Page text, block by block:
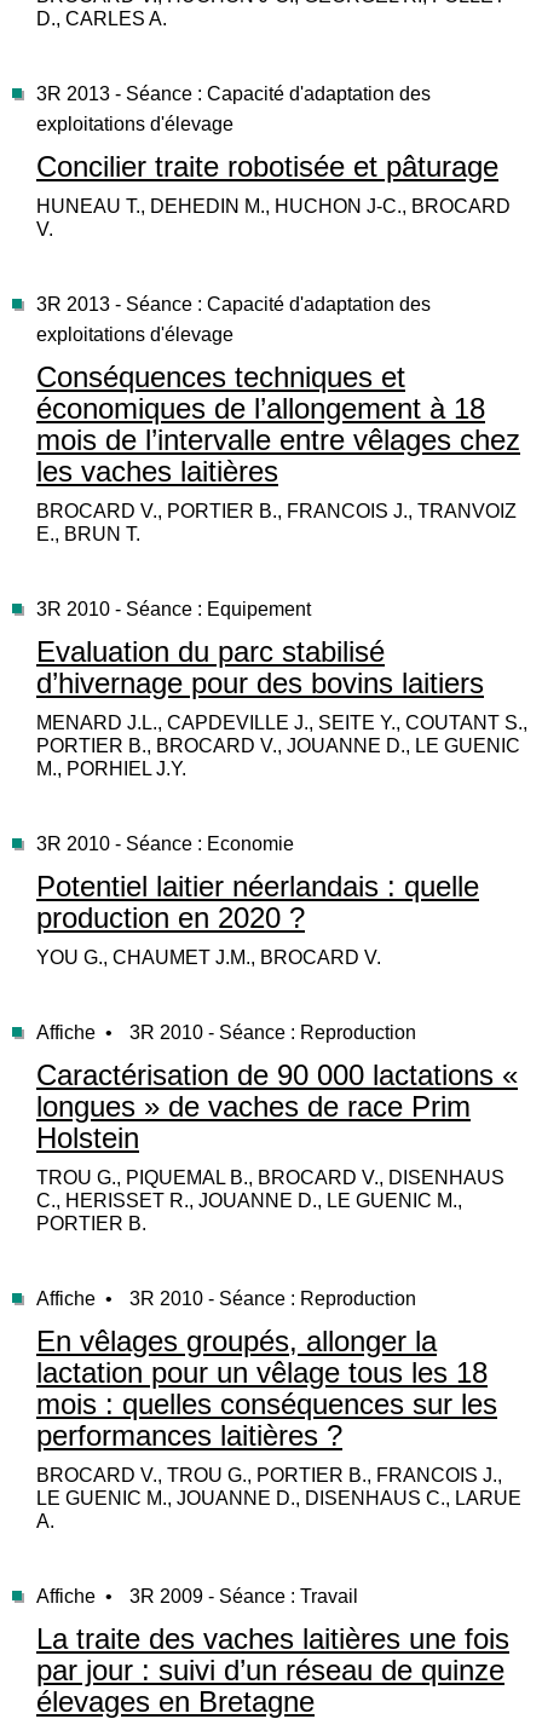
D., CARLES A.
3R 2013 - Séance : Capacité d'adaptation des
exploitations d'élevage
Concilier traite robotisée et pâturage
HUNEAU T., DEHEDIN M., HUCHON J-C., BROCARD
V.
3R 2013 - Séance : Capacité d'adaptation des
exploitations d'élevage
Conséquences techniques et
économiques de l’allongement à 18
mois de l’intervalle entre vêlages chez
les vaches laitières
BROCARD V., PORTIER B., FRANCOIS J., TRANVOIZ
E., BRUN T.
3R 2010 - Séance : Equipement
Evaluation du parc stabilisé
d’hivernage pour des bovins laitiers
MENARD J.L., CAPDEVILLE J., SEITE Y., COUTANT S.,
PORTIER B., BROCARD V., JOUANNE D., LE GUENIC
M., PORHIEL J.Y.
3R 2010 - Séance : Economie
Potentiel laitier néerlandais : quelle
production en 2020 ?
YOU G., CHAUMET J.M., BROCARD V.
Affiche • 3R 2010 - Séance : Reproduction
Caractérisation de 90 000 lactations «
longues » de vaches de race Prim
Holstein
TROU G., PIQUEMAL B., BROCARD V., DISENHAUS
C., HERISSET R., JOUANNE D., LE GUENIC M.,
PORTIER B.
Affiche • 3R 2010 - Séance : Reproduction
En vêlages groupés, allonger la
lactation pour un vêlage tous les 18
mois : quelles conséquences sur les
performances laitières ?
BROCARD V., TROU G., PORTIER B., FRANCOIS J.,
LE GUENIC M., JOUANNE D., DISENHAUS C., LARUE
A.
Affiche • 3R 2009 - Séance : Travail
La traite des vaches laitières une fois
par jour : suivi d’un réseau de quinze
élevages en Bretagne